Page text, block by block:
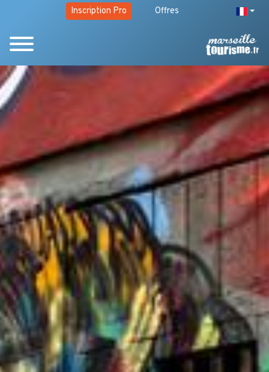
Inscription Pro Offres